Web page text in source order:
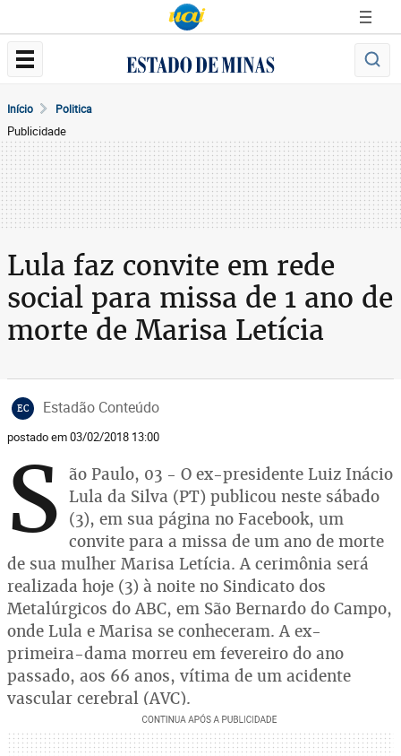
Início Politica
Publicidade
Lula faz convite em rede
social para missa de 1 ano de
morte de Marisa Letícia
EC Estadão Conteúdo
postado em 03/02/2018 13:00
S ão Paulo, 03 - O ex-presidente Luiz Inácio
Lula da Silva (PT) publicou neste sábado
(3), em sua página no Facebook, um
convite para a missa de um ano de morte
de sua mulher Marisa Letícia. A cerimônia será
realizada hoje (3) à noite no Sindicato dos
Metalúrgicos do ABC, em São Bernardo do Campo,
onde Lula e Marisa se conheceram. A ex-
primeira-dama morreu em fevereiro do ano
passado, aos 66 anos, vítima de um acidente
vascular cerebral (AVC).